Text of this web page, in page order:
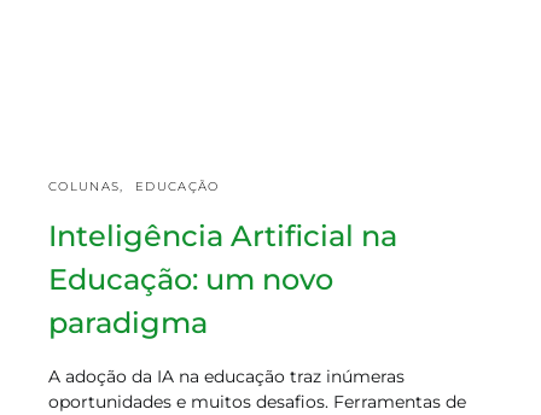
COLUNAS EDUCAÇÃO
Inteligência Artificial na
Educação: um novo
paradigma
A adoção da IA na educação traz inúmeras
oportunidades e muitos desafios. Ferramentas de